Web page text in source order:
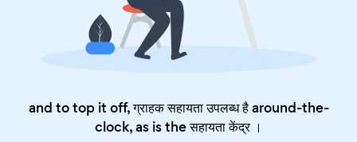
and to top it off, ग्राहक सहायता उपलब्ध है around-the-
clock, as is theसहायता केंद्र।